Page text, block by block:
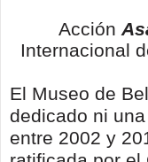
Acción
Internacional
El Museo de
dedicado ni
entre 2002 y